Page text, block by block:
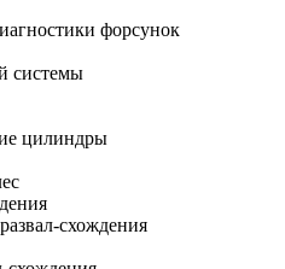
форсунок
системы
цилиндры
схождения